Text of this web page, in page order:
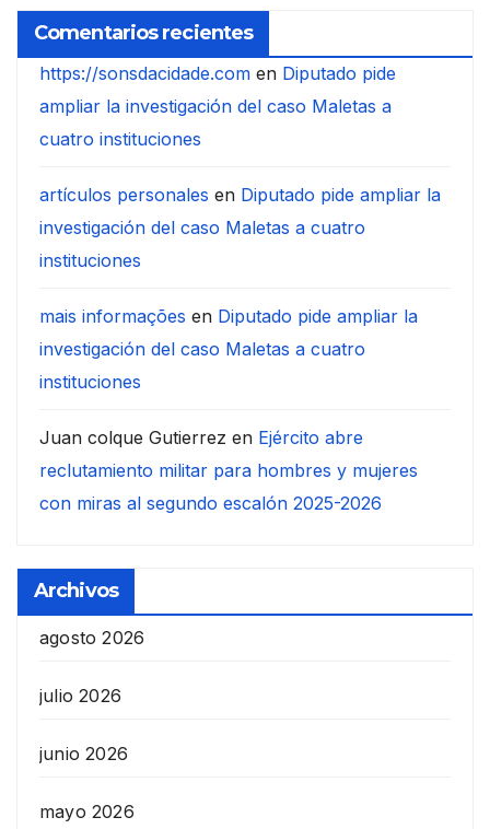
Comentarios recientes
https://sonsdacidade.com en Diputado pide
ampliar la investigación del caso Maletas a
cuatro instituciones
artículos personales en Diputado pide ampliar la
investigación del caso Maletas a cuatro
instituciones
mais informações en Diputado pide ampliar la
investigación del caso Maletas a cuatro
instituciones
Juan colque Gutierrez en Ejército abre
reclutamiento militar para hombres y mujeres
con miras al segundo escalón 2025-2026
Archivos
agosto 2026
julio 2026
junio 2026
mayo 2026